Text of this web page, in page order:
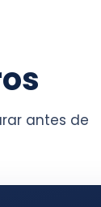
antes de